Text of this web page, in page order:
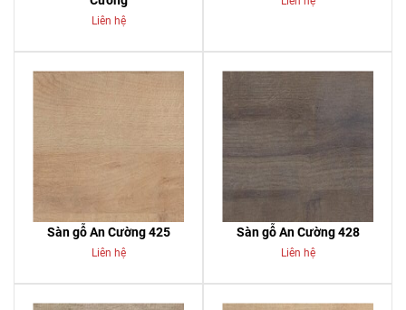
Liên hệ
Sàn gỗ An Cường 425
Liên hệ
Sàn gỗ An Cường 428
Liên hệ